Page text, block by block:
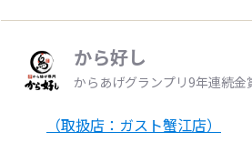
から好し
からあげグランプリ9年連続金
（取扱店：ガスト蟹江店）